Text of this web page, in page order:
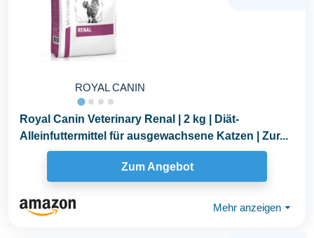
ROYAL CANIN
Royal Canin Veterinary Renal | 2 kg | Diät-
Alleinfuttermittel für ausgewachsene Katzen | Zur...
Zum Angebot
Mehr anzeigen ⏷